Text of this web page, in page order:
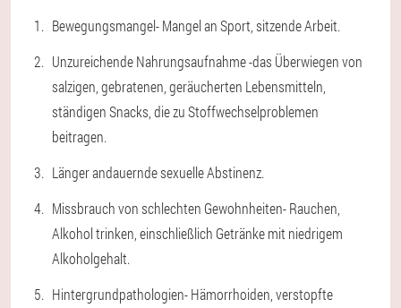
Bewegungsmangel- Mangel an Sport, sitzende Arbeit.
Unzureichende Nahrungsaufnahme -das Überwiegen von
salzigen, gebratenen, geräucherten Lebensmitteln,
ständigen Snacks, die zu Stoffwechselproblemen
beitragen.
Länger andauernde sexuelle Abstinenz.
Missbrauch von schlechten Gewohnheiten- Rauchen,
Alkohol trinken, einschließlich Getränke mit niedrigem
Alkoholgehalt.
Hintergrundpathologien- Hämorrhoiden, verstopfte